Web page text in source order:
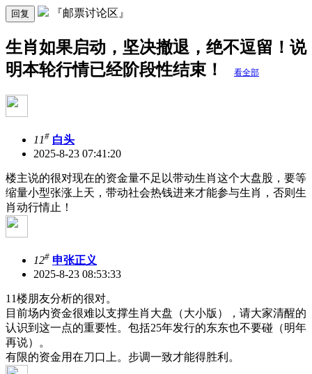
回复 『邮票讨论区』
生肖如果启动，坚决撤退，绝不逗留！说
明本轮行情已经阶段性结束！
看全部
11# 白头
2025-8-23 07:41:20
楼主说的很对现在的资金量不足以带动生肖这个大盘股，要等
缩量小型张涨上天，带动社会热钱进来才能参与生肖，否则生
肖动行情止！
12# 申张正义
2025-8-23 08:53:33
11楼朋友分析的很对。
目前场内资金很难以支撑生肖大盘（大小版），请大家清醒的
认识到这一点的重要性。包括25年发行的东东也不要碰（明年
再说）。
有限的资金用在刀口上。步调一致才能得胜利。